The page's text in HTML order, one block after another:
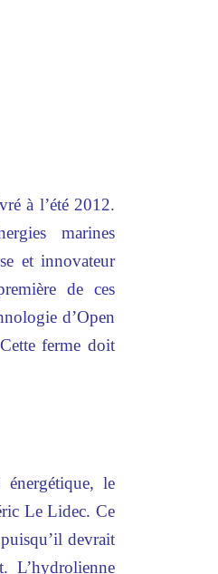
à l’été 2012.
marines
et innovateur
de ces
d’Open
ferme doit
énergétique, le
Le Lidec. Ce
devrait
L’hydrolienne